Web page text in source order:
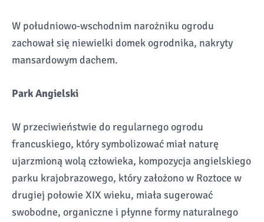
W południowo-wschodnim narożniku ogrodu
zachował się niewielki domek ogrodnika, nakryty
mansardowym dachem.
Park Angielski
W przeciwieństwie do regularnego ogrodu
francuskiego, który symbolizować miał naturę
ujarzmioną wolą człowieka, kompozycja angielskiego
parku krajobrazowego, który założono w Roztoce w
drugiej połowie XIX wieku, miała sugerować
swobodne, organiczne i płynne formy naturalnego